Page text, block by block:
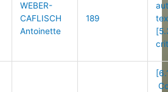
WEBER-
CAFLISCH
Antoinette
189